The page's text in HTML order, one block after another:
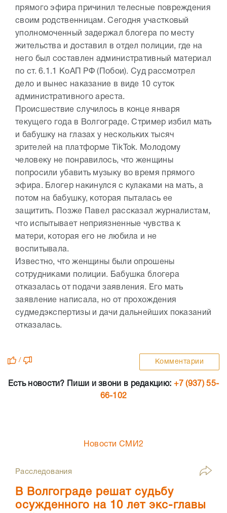
прямого эфира причинил телесные повреждения
своим родственницам. Сегодня участковый
уполномоченный задержал блогера по месту
жительства и доставил в отдел полиции, где на
него был составлен административный материал
по ст. 6.1.1 КоАП РФ (Побои). Суд рассмотрел
дело и вынес наказание в виде 10 суток
административного ареста.
Происшествие случилось в конце января
текущего года в Волгограде. Стример избил мать
и бабушку на глазах у нескольких тысяч
зрителей на платформе TikTok. Молодому
человеку не понравилось, что женщины
попросили убавить музыку во время прямого
эфира. Блогер накинулся с кулаками на мать, а
потом на бабушку, которая пыталась ее
защитить. Позже Павел рассказал журналистам,
что испытывает неприязненные чувства к
матери, которая его не любила и не
воспитывала.
Известно, что женщины были опрошены
сотрудниками полиции. Бабушка блогера
отказалась от подачи заявления. Его мать
заявление написала, но от прохождения
судмедэкспертизы и дачи дальнейших показаний
отказалась.
/ Комментарии
Есть новости? Пиши и звони в редакцию: +7 (937) 55-
66-102
Новости СМИ2
Расследования
В Волгограде решат судьбу
осужденного на 10 лет экс-главы